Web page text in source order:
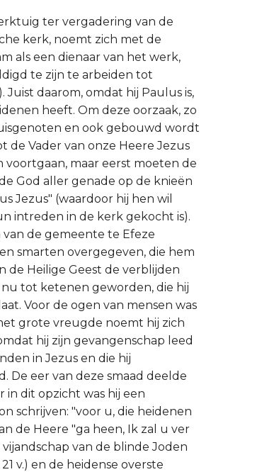
ter vergadering van de
kerk, noemt zich met de
als een dienaar van het werk,
te zijn te arbeiden tot
Juist daarom, omdat hij Paulus is,
heeft. Om deze oorzaak, zo
en ook gebouwd wordt
de Vader van onze Heere Jezus
voortgaan, maar eerst moeten de
God aller genade op de knieën
Jezus" (waardoor hij hen wil
intreden in de kerk gekocht is).
de gemeente te Efeze
smarten overgegeven, die hem
de Heilige Geest de verblijden
tot ketenen geworden, die hij
Voor de ogen van mensen was
grote vreugde noemt hij zich
hij zijn gevangenschap leed
in Jezus en die hij
De eer van deze smaad deelde
in dit opzicht was hij een
schrijven: "voor u, die heidenen
de Heere "ga heen, Ik zal u ver
van de blinde Joden
v.) en de heidense overste